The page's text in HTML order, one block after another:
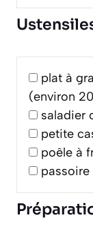
plat à
(environ
saladier
petite
poêle à
passoire